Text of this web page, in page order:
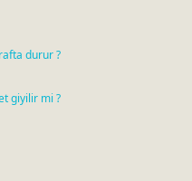
durur ?
giyilir mi ?